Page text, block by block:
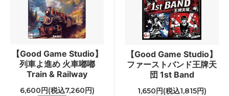
【Good Game Studio】
列車よ進め 火車嘟嘟
Train & Railway
6,600円(税込7,260円)
【Good Game Studio】
ファーストバンド王牌天
団 1st Band
1,650円(税込1,815円)